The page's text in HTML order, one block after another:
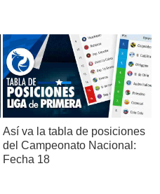
Así va la tabla de posiciones
del Campeonato Nacional:
Fecha 18